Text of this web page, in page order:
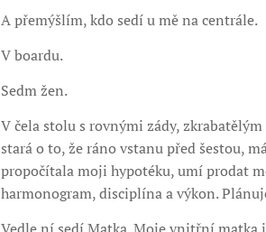
A přemýšlím, kdo sedí u mě na centrále.
V boardu.
Sedm žen.
V čela stolu s rovnými zády,
stará o to, že ráno vstanu před šestou,
propočítala moji hypotéku, umí prodat
harmonogram, disciplína a výkon.